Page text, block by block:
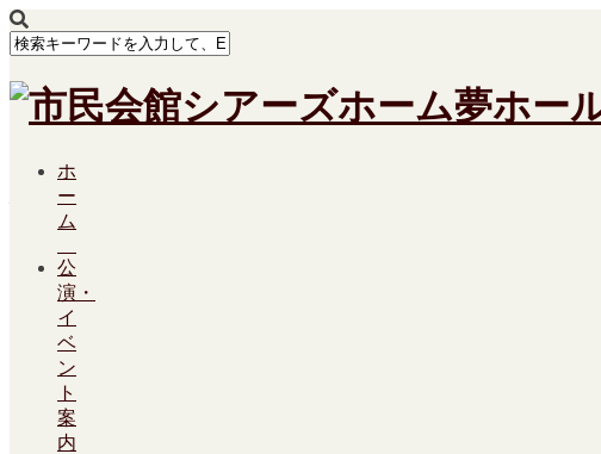
ホ
ー
ム
公
演・
イ
ベ
ン
ト
案
内
大会議スケ11-1595